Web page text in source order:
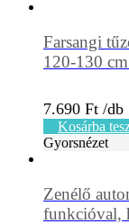
Farsangi
120-130
7.690 Ft
Kosárba
Gyorsnézet
Zenélő
funkcióval,